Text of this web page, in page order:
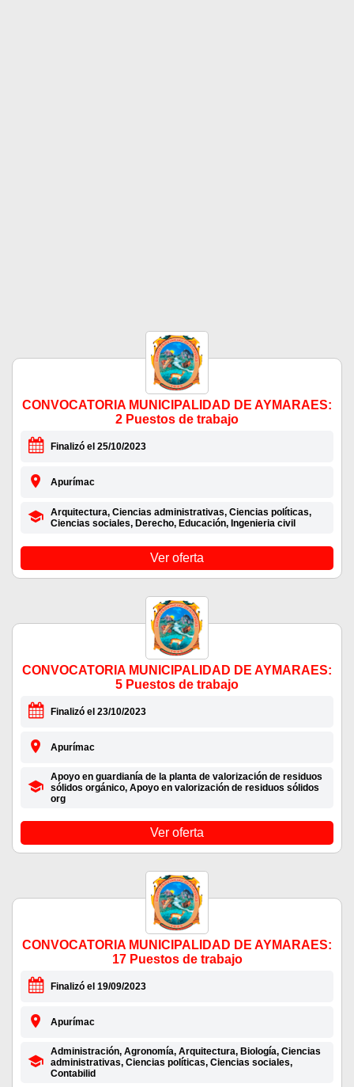
CONVOCATORIA MUNICIPALIDAD DE AYMARAES:
2 Puestos de trabajo
Finalizó el 25/10/2023
Apurímac
Arquitectura, Ciencias administrativas, Ciencias políticas,
Ciencias sociales, Derecho, Educación, Ingenieria civil
Ver oferta
CONVOCATORIA MUNICIPALIDAD DE AYMARAES:
5 Puestos de trabajo
Finalizó el 23/10/2023
Apurímac
Apoyo en guardianía de la planta de valorización de residuos
sólidos orgánico, Apoyo en valorización de residuos sólidos
org
Ver oferta
CONVOCATORIA MUNICIPALIDAD DE AYMARAES:
17 Puestos de trabajo
Finalizó el 19/09/2023
Apurímac
Administración, Agronomía, Arquitectura, Biología, Ciencias
administrativas, Ciencias políticas, Ciencias sociales,
Contabilid